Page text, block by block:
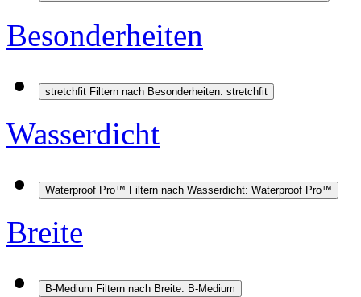
Besonderheiten
stretchfit Filtern nach Besonderheiten: stretchfit
Wasserdicht
Waterproof Pro™ Filtern nach Wasserdicht: Waterproof Pro™
Breite
B-Medium Filtern nach Breite: B-Medium